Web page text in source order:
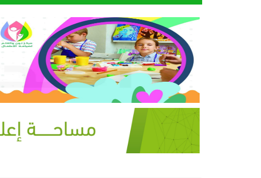
2026-08-07المملكة وتركيا وباكستان توقع اتفاقية مكة للدفاع
2026-08-07حساب المواطن يوضح: العمالة المنزلية ليست من
2026-08-07 اقتران الثريا بالقمر يعلن اقتراب نهاية الصيف في
2026-08-07الحرارة تصل لـ 50 مئوية.. الإنذار البرتقالي بموجة حارة على الأحساء وعدة مدن بالشرقية
2026-08-07 “الغذاء والدواء” تسحب 3 منتجات قهوة وشوكولاتة وتحذر من استهلاكها